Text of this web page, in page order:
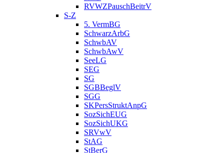
RVWZPauschBeitrV
S-Z
5. VermBG
SchwarzArbG
SchwbAV
SchwbAwV
SeeLG
SEG
SG
SGBBeglV
SGG
SKPersStruktAnpG
SozSichEUG
SozSichUKG
SRVwV
StAG
StBerG